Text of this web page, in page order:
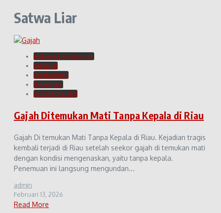
Satwa Liar
Hukum & Keamanan
Kriminal
Lingkungan
Satwa Liar
Uncategorized
Gajah Ditemukan Mati Tanpa Kepala di Riau
Gajah Di temukan Mati Tanpa Kepala di Riau. Kejadian tragis
kembali terjadi di Riau setelah seekor gajah di temukan mati
dengan kondisi mengenaskan, yaitu tanpa kepala.
Penemuan ini langsung mengundan...
admin
Februari 13, 2026
Read More